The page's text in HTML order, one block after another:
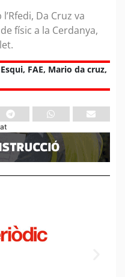
Da Cruz va
físic a la Cerdanya,
Esqui, FAE, Mario da cruz,